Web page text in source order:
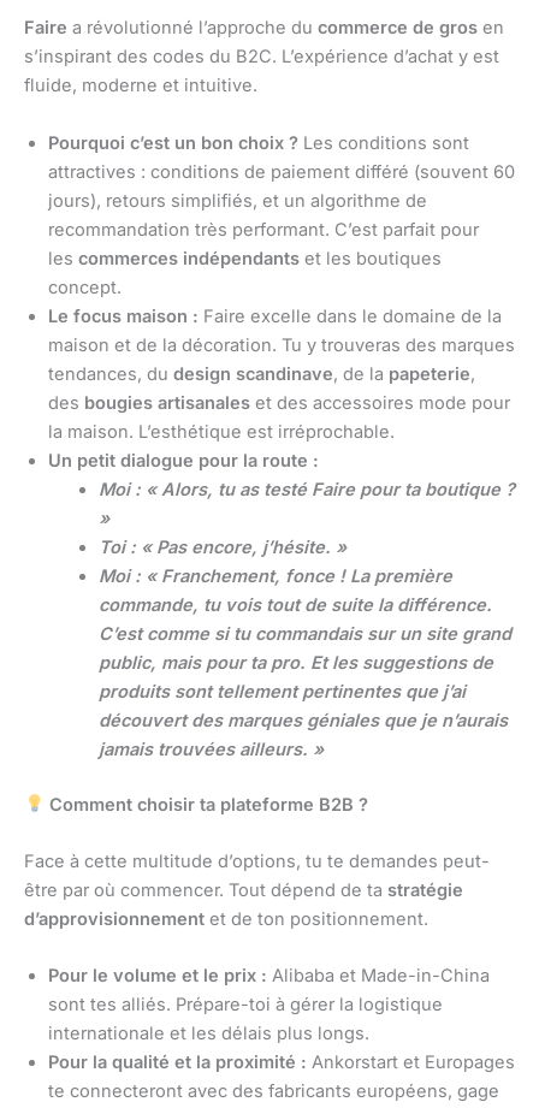
Faire a révolutionné l’approche du commerce de gros en
s’inspirant des codes du B2C. L’expérience d’achat y est
fluide, moderne et intuitive.
Pourquoi c’est un bon choix ? Les conditions sont
attractives : conditions de paiement différé (souvent 60
jours), retours simplifiés, et un algorithme de
recommandation très performant. C’est parfait pour
les commerces indépendants et les boutiques
concept.
Le focus maison : Faire excelle dans le domaine de la
maison et de la décoration. Tu y trouveras des marques
tendances, du design scandinave, de la papeterie,
des bougies artisanales et des accessoires mode pour
la maison. L’esthétique est irréprochable.
Un petit dialogue pour la route :
Moi : « Alors, tu as testé Faire pour ta boutique ?
»
Toi : « Pas encore, j’hésite. »
Moi : « Franchement, fonce ! La première
commande, tu vois tout de suite la différence.
C’est comme si tu commandais sur un site grand
public, mais pour ta pro. Et les suggestions de
produits sont tellement pertinentes que j’ai
découvert des marques géniales que je n’aurais
jamais trouvées ailleurs. »
Comment choisir ta plateforme B2B ?
Face à cette multitude d’options, tu te demandes peut-
être par où commencer. Tout dépend de ta stratégie
d’approvisionnement et de ton positionnement.
Pour le volume et le prix : Alibaba et Made-in-China
sont tes alliés. Prépare-toi à gérer la logistique
internationale et les délais plus longs.
Pour la qualité et la proximité : Ankorstart et Europages
te connecteront avec des fabricants européens, gage